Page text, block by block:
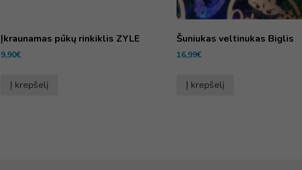
Įkraunamas pūkų rinkiklis ZYLE
9,90€
Į krepšelį
Šuniukas veltinukas Biglis
16,99€
Į krepšelį